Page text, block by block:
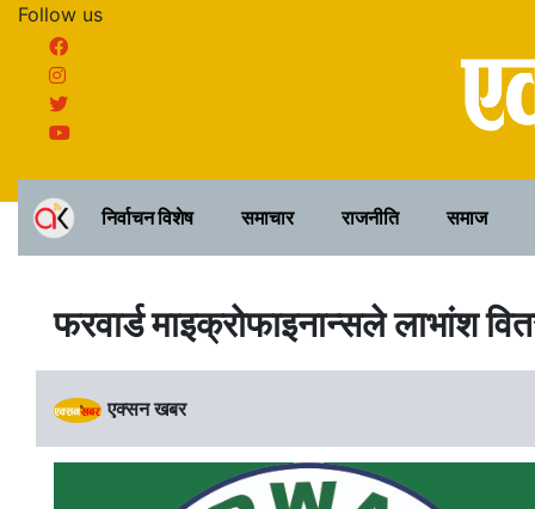
Follow us
निर्वाचन विशेष समाचार राजनीति समाज
फरवार्ड माइक्रोफाइनान्सले लाभांश
एक्सन खबर